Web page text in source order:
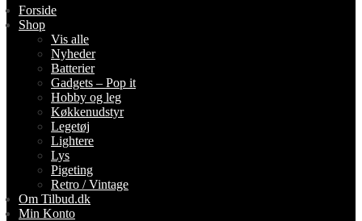
Forside
Shop
Vis alle
Nyheder
Batterier
Gadgets – Pop it
Hobby og leg
Køkkenudstyr
Legetøj
Lightere
Lys
Pigeting
Retro / Vintage
Om Tilbud.dk
Min Konto